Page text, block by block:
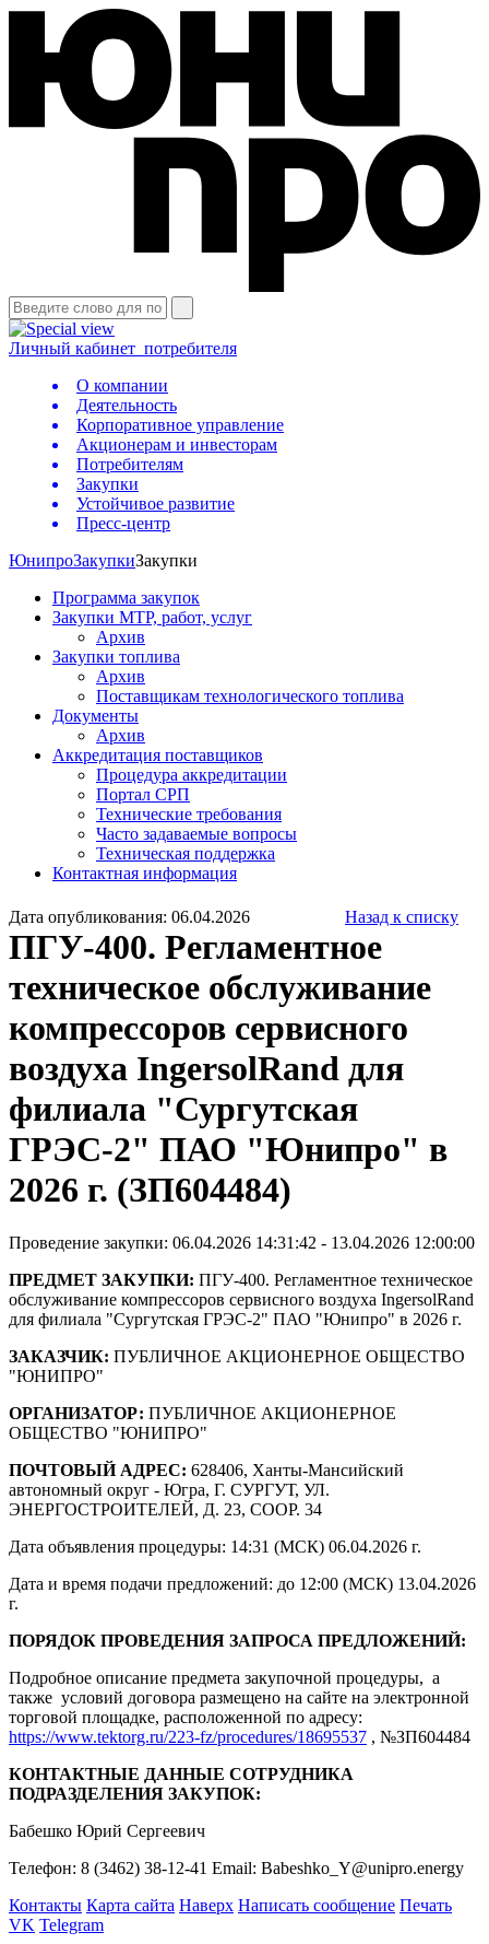
Личный кабинет потребителя
О компании
Деятельность
Корпоративное управление
Акционерам и инвесторам
Потребителям
Закупки
Устойчивое развитие
Пресс-центр
ЮнипроЗакупкиЗакупки
Программа закупок
Закупки МТР, работ, услуг
Архив
Закупки топлива
Архив
Поставщикам технологического топлива
Документы
Архив
Аккредитация поставщиков
Процедура аккредитации
Портал СРП
Технические требования
Часто задаваемые вопросы
Техническая поддержка
Контактная информация
Дата опубликования: 06.04.2026 Назад к списку
ПГУ-400. Регламентное
техническое обслуживание
компрессоров сервисного
воздуха IngersolRand для
филиала "Сургутская
ГРЭС-2" ПАО "Юнипро" в
2026 г. (ЗП604484)
Проведение закупки: 06.04.2026 14:31:42 - 13.04.2026 12:00:00
ПРЕДМЕТ ЗАКУПКИ: ПГУ-400. Регламентное техническое
обслуживание компрессоров сервисного воздуха IngersolRand
для филиала "Сургутская ГРЭС-2" ПАО "Юнипро" в 2026 г.
ЗАКАЗЧИК: ПУБЛИЧНОЕ АКЦИОНЕРНОЕ ОБЩЕСТВО
"ЮНИПРО"
ОРГАНИЗАТОР: ПУБЛИЧНОЕ АКЦИОНЕРНОЕ
ОБЩЕСТВО "ЮНИПРО"
ПОЧТОВЫЙ АДРЕС: 628406, Ханты-Мансийский
автономный округ - Югра, Г. СУРГУТ, УЛ.
ЭНЕРГОСТРОИТЕЛЕЙ, Д. 23, СООР. 34
Дата объявления процедуры: 14:31 (МСК) 06.04.2026 г.
Дата и время подачи предложений: до 12:00 (МСК) 13.04.2026
г.
ПОРЯДОК ПРОВЕДЕНИЯ ЗАПРОСА ПРЕДЛОЖЕНИЙ:
Подробное описание предмета закупочной процедуры, а
также условий договора размещено на сайте на электронной
торговой площадке, расположенной по адресу:
https://www.tektorg.ru/223-fz/procedures/18695537 , №ЗП604484
КОНТАКТНЫЕ ДАННЫЕ СОТРУДНИКА
ПОДРАЗДЕЛЕНИЯ ЗАКУПОК:
Бабешко Юрий Сергеевич
Телефон: 8 (3462) 38-12-41 Email: Babeshko_Y@unipro.energy
Контакты Карта сайта Наверх Написать сообщение Печать
VK Telegram